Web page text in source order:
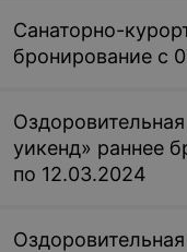
Санаторно-
бронирование с
уикенд» раннее
по 12.03.2024